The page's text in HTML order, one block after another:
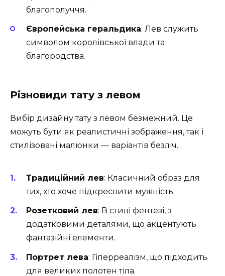
благополуччя.
Європейська геральдика: Лев служить
символом королівської влади та
благородства.
Різновиди тату з левом
Вибір дизайну тату з левом безмежний. Це
можуть бути як реалистичні зображення, так і
стилізовані малюнки — варіантів безліч.
Традиційний лев: Класичний образ для
тих, хто хоче підкреслити мужність.
Розетковий лев: В стилі фентезі, з
додатковими деталями, що акцентують
фантазійні елементи.
Портрет лева: Гіперреалізм, що підходить
для великих полотен тіла.